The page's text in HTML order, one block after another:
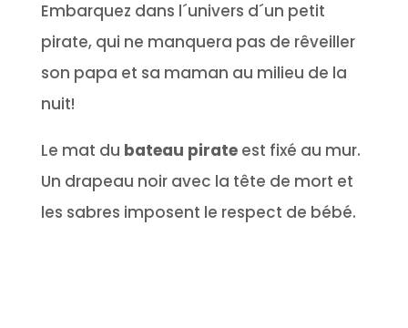
Embarquez dans l´univers d´un petit
pirate, qui ne manquera pas de rêveiller
son papa et sa maman au milieu de la
nuit!
Le mat du bateau pirateest fixé au mur.
Un drapeau noir avec la tête de mort et
les sabres imposent le respect de bébé.